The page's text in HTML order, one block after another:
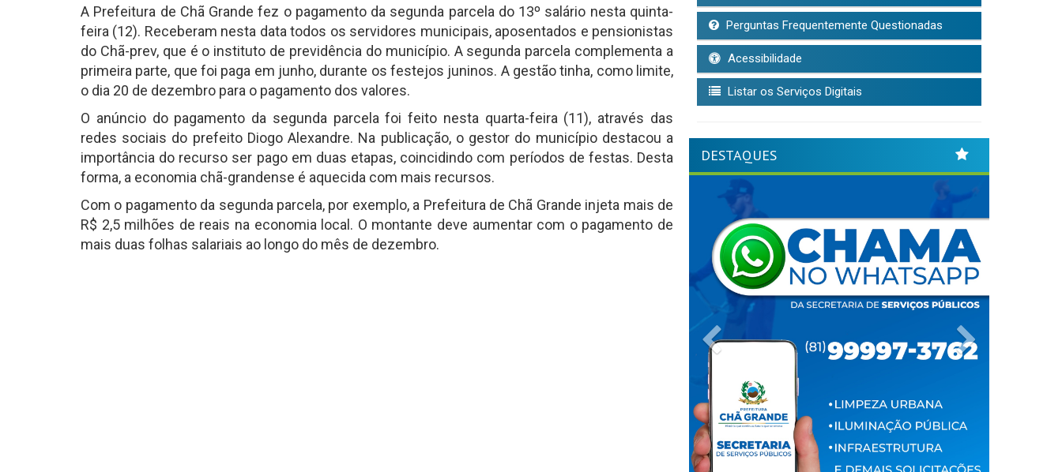
A Prefeitura de Chã Grande fez o pagamento da segunda parcela do 13º salário nesta quinta-
feira (12). Receberam nesta data todos os servidores municipais, aposentados e pensionistas
do Chã-prev, que é o instituto de previdência do município. A segunda parcela complementa a
primeira parte, que foi paga em junho, durante os festejos juninos. A gestão tinha, como limite,
o dia 20 de dezembro para o pagamento dos valores.
O anúncio do pagamento da segunda parcela foi feito nesta quarta-feira (11), através das
redes sociais do prefeito Diogo Alexandre. Na publicação, o gestor do município destacou a
importância do recurso ser pago em duas etapas, coincidindo com períodos de festas. Desta
forma, a economia chã-grandense é aquecida com mais recursos.
Com o pagamento da segunda parcela, por exemplo, a Prefeitura de Chã Grande injeta mais de
R$ 2,5 milhões de reais na economia local. O montante deve aumentar com o pagamento de
mais duas folhas salariais ao longo do mês de dezembro.
Perguntas Frequentemente Questionadas
Acessibilidade
Listar os Serviços Digitais
DESTAQUES
Previous